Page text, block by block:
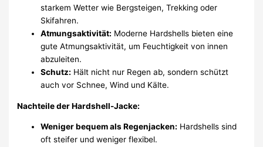
starkem Wetter wie Bergsteigen, Trekking oder
Skifahren.
Atmungsaktivität: Moderne Hardshells bieten eine
gute Atmungsaktivität, um Feuchtigkeit von innen
abzuleiten.
Schutz: Hält nicht nur Regen ab, sondern schützt
auch vor Schnee, Wind und Kälte.
Nachteile der Hardshell-Jacke:
Weniger bequem als Regenjacken: Hardshells sind
oft steifer und weniger flexibel.